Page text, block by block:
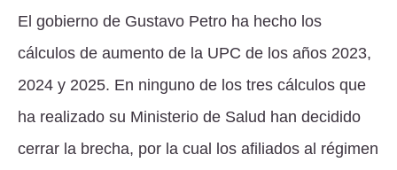
El gobierno de Gustavo Petro ha hecho los
cálculos de aumento de la UPC de los años 2023,
2024 y 2025. En ninguno de los tres cálculos que
ha realizado su Ministerio de Salud han decidido
cerrar la brecha, por la cual los afiliados al régimen